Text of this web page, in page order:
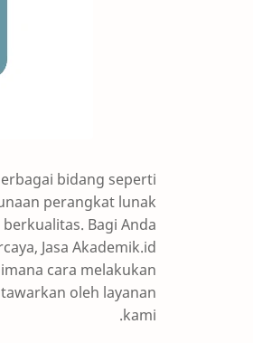
bidang seperti
perangkat lunak
Bagi Anda
Jasa Akademik.id
cara melakukan
oleh layanan
kami.